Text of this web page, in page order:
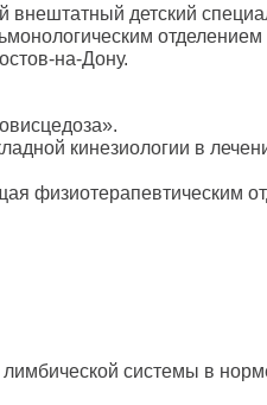
детский
на-Дону.
кинезиологии в
физиотерапевтическим
системы в